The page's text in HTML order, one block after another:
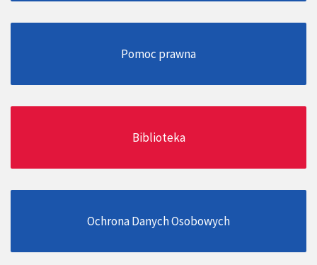
Pomoc prawna
Biblioteka
Ochrona Danych Osobowych